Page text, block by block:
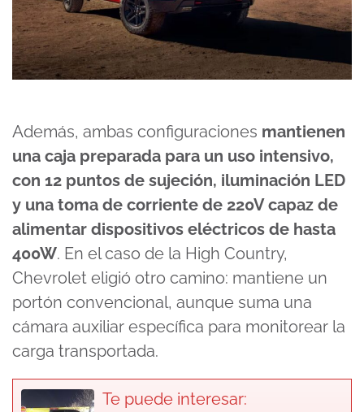
Además, ambas configuraciones mantienen
una caja preparada para un uso intensivo,
con 12 puntos de sujeción, iluminación LED
y una toma de corriente de 220V capaz de
alimentar dispositivos eléctricos de hasta
400W. En el caso de la High Country,
Chevrolet eligió otro camino: mantiene un
portón convencional, aunque suma una
cámara auxiliar específica para monitorear la
carga transportada.
Te puede interesar: